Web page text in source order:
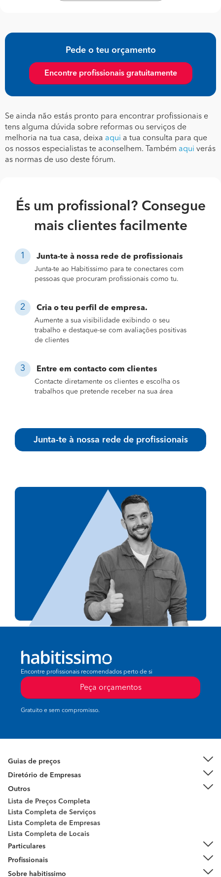
Pede o teu orçamento
Encontre profissionais gratuitamente
Se ainda não estás pronto para encontrar profissionais e
tens alguma dúvida sobre reformas ou serviços de
melhoria na tua casa, deixa aqui a tua consulta para que
os nossos especialistas te aconselhem. Também aqui verás
as normas de uso deste fórum.
És um profissional? Consegue
mais clientes facilmente
Junta-te à nossa rede de profissionais
Junta-te ao Habitissimo para te conectares com
pessoas que procuram profissionais como tu.
Cria o teu perfil de empresa.
Aumente a sua visibilidade exibindo o seu
trabalho e destaque-se com avaliações positivas
de clientes
Entre em contacto com clientes
Contacte diretamente os clientes e escolha os
trabalhos que pretende receber na sua área
Junta-te à nossa rede de profissionais
Encontre profissionais recomendados perto de si
Peça orçamentos
Gratuito e sem compromisso.
Guias de preços
Diretório de Empresas
Outros
Lista de Preços Completa
Lista Completa de Serviços
Lista Completa de Empresas
Lista Completa de Locais
Particulares
Profissionais
Sobre habitissimo